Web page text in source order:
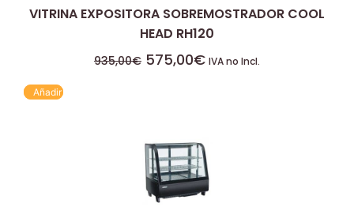
VITRINA EXPOSITORA SOBREMOSTRADOR COOL
HEAD RH120
935,00€ 575,00€ IVA no Incl.
Añadir